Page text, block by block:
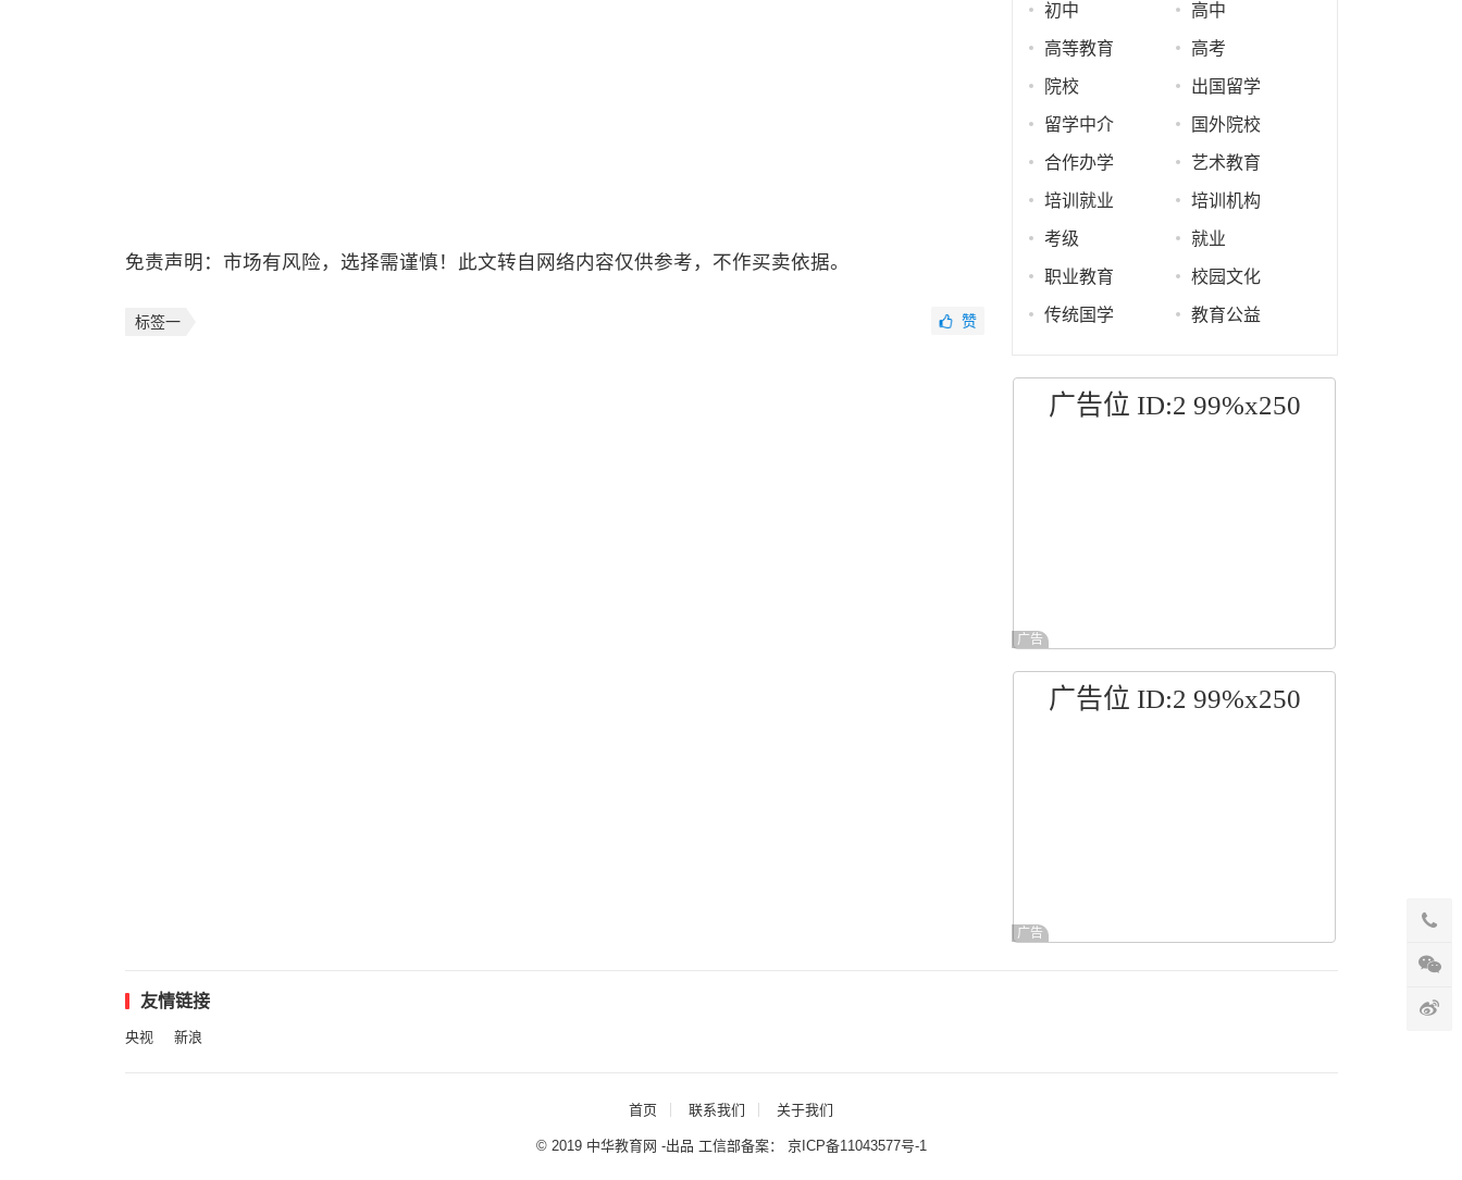
免责声明：市场有风险，选择需谨慎！此文转自网络内容仅供参考，不作买卖依据。
标签一 赞
初中 高中
高等教育 高考
院校 出国留学
留学中介 国外院校
合作办学 艺术教育
培训就业 培训机构
考级 就业
职业教育 校园文化
传统国学 教育公益
广告位 ID:2 99%x250
广告
广告位 ID:2 99%x250
广告
友情链接
央视 新浪
首页 联系我们 关于我们
© 2019 中华教育网 -出品 工信部备案： 京ICP备11043577号-1